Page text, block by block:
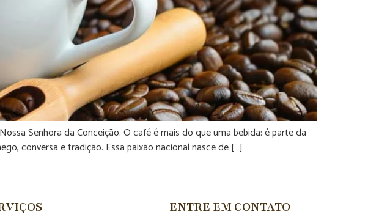
Senhora da Conceição. O café é mais do que uma bebida: é parte da
conversa e tradição. Essa paixão nacional nasce de […]
ENTRE EM CONTATO